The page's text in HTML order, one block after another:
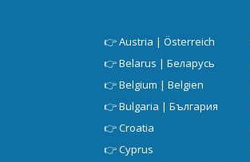
👉Austria | Österreich
👉Belarus | Беларусь
👉Belgium | Belgien
👉Bulgaria | България
👉Croatia
👉Cyprus